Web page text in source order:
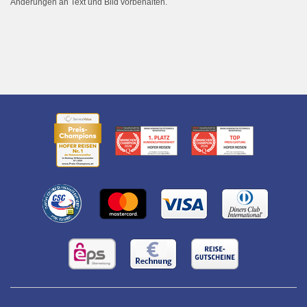
Änderungen an Text und Bild vorbehalten.